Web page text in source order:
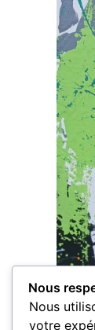
Nous
Nous
votre